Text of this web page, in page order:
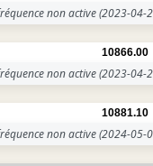
non active(2023-04-
10866.00
non active(2023-04-
10881.10
non active(2024-05-